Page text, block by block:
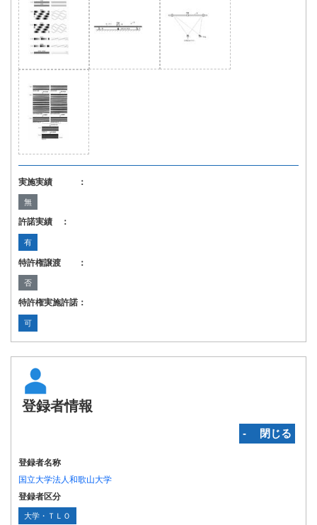
実施実績 ：
無
許諾実績 ：
有
特許権譲渡 ：
否
特許権実施許諾：
可
登録者情報
‐ 閉じる
登録者名称
国立大学法人和歌山大学
登録者区分
大学・ＴＬＯ